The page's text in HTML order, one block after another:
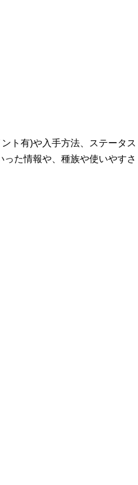
ト有)や入手方法、ステータス
た情報や、種族や使いやすさ